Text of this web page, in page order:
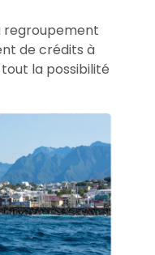
regroupement
de crédits à
la possibilité